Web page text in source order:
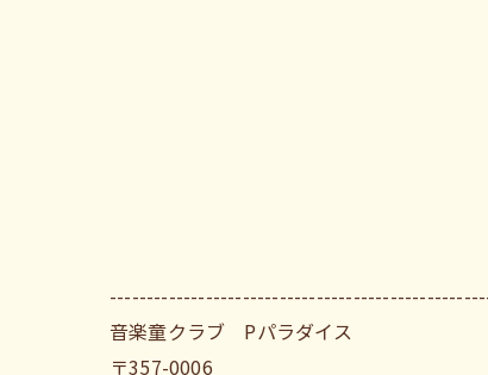
音楽童クラブ Pパラダイス
〒357-0006